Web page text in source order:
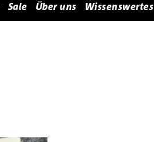
Sale Über uns Wissenswertes